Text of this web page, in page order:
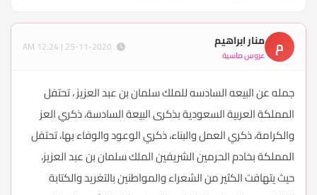
م منار ابراهيم
عروس ماسية
جمله عن البيعه السادسه للملك سلمان بن عبد العزيز ، تحتفل
المملكة العربية السعودية بذكرى البيعة السادسة، ذكري العز
والكرامة، ذكري العمل والبناء، ذكري الوعود والوفاء بها، تحتفل
المملكة بخادم الحرمين الشريفين الملك سلمان بن عبد العزيز،
حيث يتهافت الكثير من الشعراء والمواطنين بالتغريد والكتابة